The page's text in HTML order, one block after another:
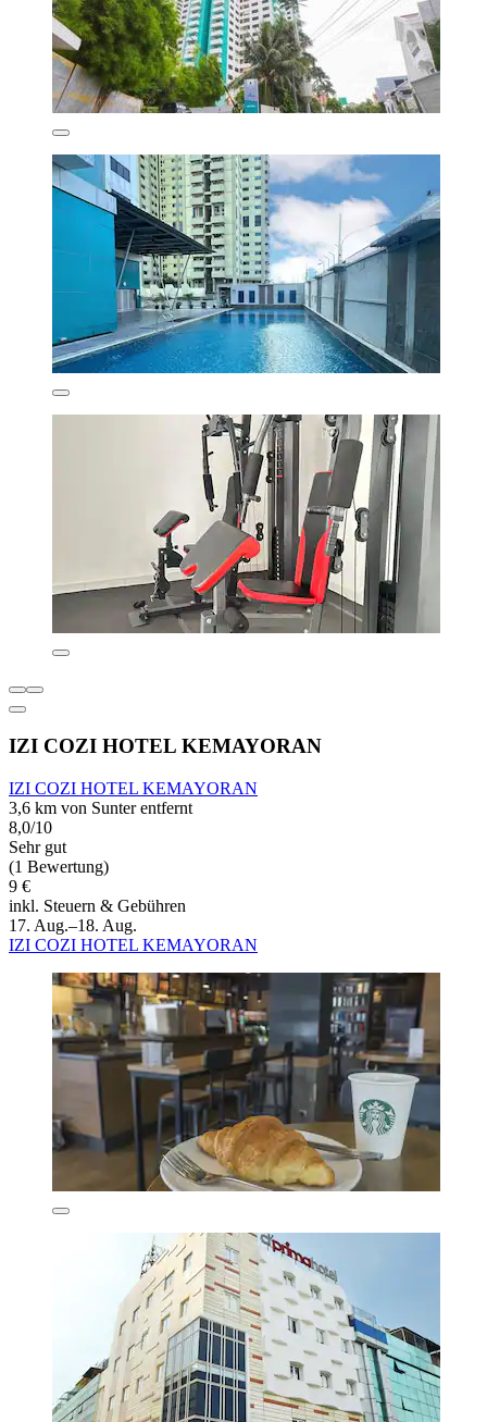
IZI COZI HOTEL KEMAYORAN
IZI COZI HOTEL KEMAYORAN
3,6 km von Sunter entfernt
8,0/10
Sehr gut
(1 Bewertung)
9 €
inkl. Steuern & Gebühren
17. Aug.–18. Aug.
IZI COZI HOTEL KEMAYORAN